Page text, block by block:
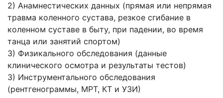
2) Анамнестических данных (прямая или непрямая
травма коленного сустава, резкое сгибание в
коленном суставе в быту, при падении, во время
танца или занятий спортом)
3) Физикального обследования (данные
клинического осмотра и результаты тестов)
3) Инструментального обследования
(рентгенограммы, МРТ, КТ и УЗИ)